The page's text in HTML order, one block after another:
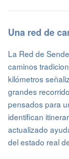
Una red de
La Red de
caminos
kilómetros
grandes
pensados para
identifican
actualizado
del estado real